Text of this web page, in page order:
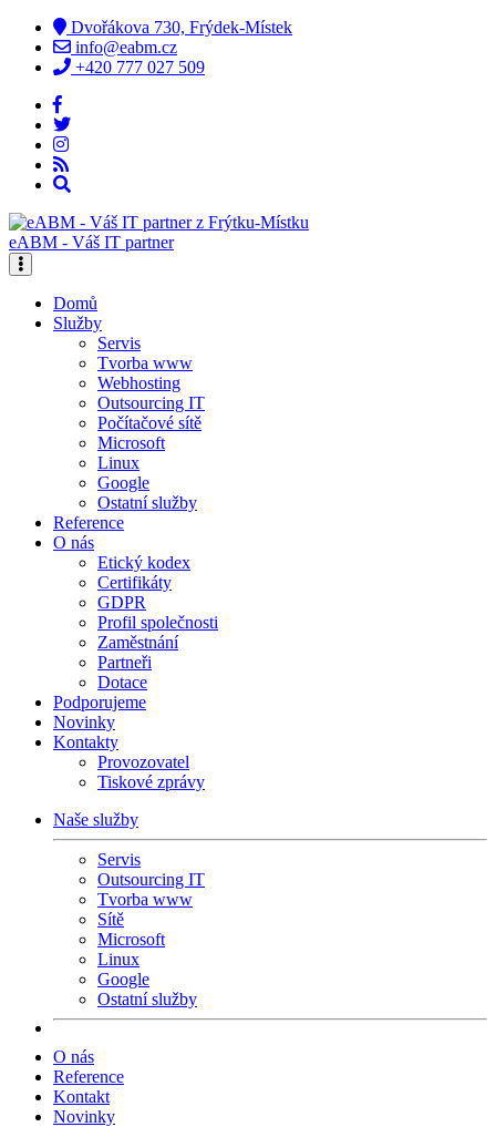
Dvořákova 730, Frýdek-Místek
info@eabm.cz
+420 777 027 509
eABM - Váš IT partner
Domů
Služby
Servis
Tvorba www
Webhosting
Outsourcing IT
Počítačové sítě
Microsoft
Linux
Google
Ostatní služby
Reference
O nás
Etický kodex
Certifikáty
GDPR
Profil společnosti
Zaměstnání
Partneři
Dotace
Podporujeme
Novinky
Kontakty
Provozovatel
Tiskové zprávy
Naše služby
Servis
Outsourcing IT
Tvorba www
Sítě
Microsoft
Linux
Google
Ostatní služby
O nás
Reference
Kontakt
Novinky